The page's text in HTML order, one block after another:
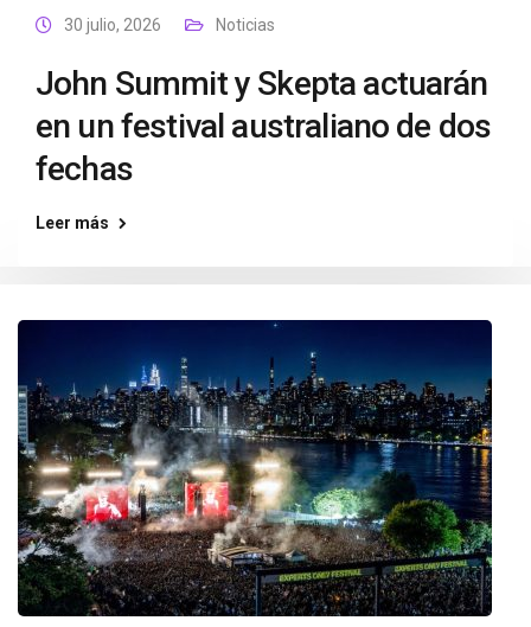
30 julio, 2026 Noticias
John Summit y Skepta actuarán
en un festival australiano de dos
fechas
Leer más